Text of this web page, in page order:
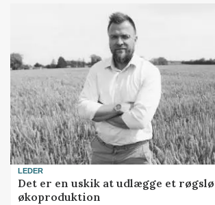
LEDER
Det er en uskik at udlægge et
økoproduktion